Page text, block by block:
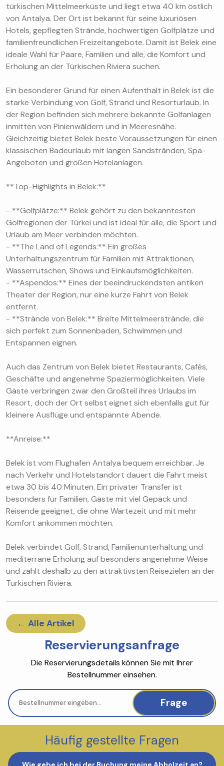
türkischen Mittelmeerküste und liegt etwa 40 km östlich
von Antalya. Der Ort ist bekannt für seine luxuriösen
Hotels, gepflegten Strände, hochwertigen Golfplätze und
familienfreundlichen Freizeitangebote. Damit ist Belek eine
ideale Wahl für Paare, Familien und alle, die Komfort und
Erholung an der Türkischen Riviera suchen.
Ein besonderer Grund für einen Aufenthalt in Belek ist die
starke Verbindung von Golf, Strand und Resorturlaub. In
der Region befinden sich mehrere bekannte Golfanlagen
inmitten von Pinienwäldern und in Meeresnähe.
Gleichzeitig bietet Belek beste Voraussetzungen für einen
klassischen Badeurlaub mit langen Sandstränden, Spa-
Angeboten und großen Hotelanlagen.
**Top-Highlights in Belek:**
- **Golfplätze:** Belek gehört zu den bekanntesten
Golfregionen der Türkei und ist ideal für alle, die Sport und
Urlaub am Meer verbinden möchten.
- **The Land of Legends:** Ein großes
Unterhaltungszentrum für Familien mit Attraktionen,
Wasserrutschen, Shows und Einkaufsmöglichkeiten.
- **Aspendos:** Eines der beeindruckendsten antiken
Theater der Region, nur eine kurze Fahrt von Belek
entfernt.
- **Strände von Belek:** Breite Mittelmeerstrände, die
sich perfekt zum Sonnenbaden, Schwimmen und
Entspannen eignen.
Auch das Zentrum von Belek bietet Restaurants, Cafés,
Geschäfte und angenehme Spaziermöglichkeiten. Viele
Gäste verbringen zwar den Großteil ihres Urlaubs im
Resort, doch der Ort selbst eignet sich ebenfalls gut für
kleinere Ausflüge und entspannte Abende.
**Anreise:**
Belek ist vom Flughafen Antalya bequem erreichbar. Je
nach Verkehr und Hotelstandort dauert die Fahrt meist
etwa 30 bis 40 Minuten. Ein privater Transfer ist
besonders für Familien, Gäste mit viel Gepäck und
Reisende geeignet, die ohne Wartezeit und mit mehr
Komfort ankommen möchten.
Belek verbindet Golf, Strand, Familienunterhaltung und
mediterrane Erholung auf besonders angenehme Weise
und zählt deshalb zu den attraktivsten Reisezielen an der
Türkischen Riviera.
← Alle Artikel
Reservierungsanfrage
Die Reservierungsdetails können Sie mit Ihrer
Bestellnummer einsehen.
Frage
Häufig gestellte Fragen